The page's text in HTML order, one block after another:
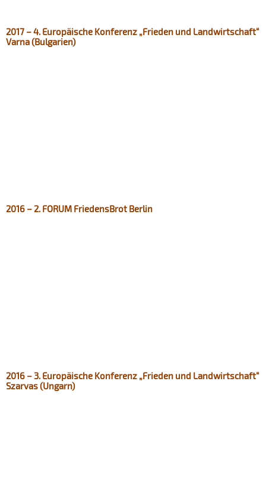
2017 – 4. Europäische Konferenz „Frieden und Landwirtschaft“
Varna (Bulgarien)
2016 – 2. FORUM FriedensBrot Berlin​
2016 – 3. Europäische Konferenz „Frieden und Landwirtschaft“
Szarvas (Ungarn)​